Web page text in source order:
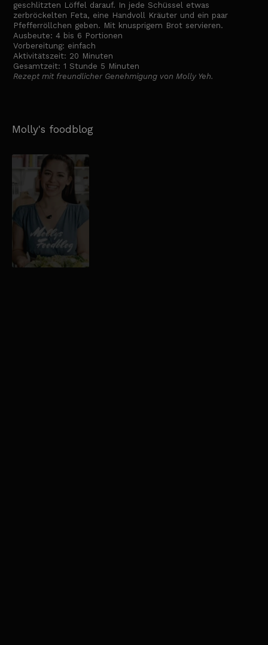
geschlitzten Löffel darauf. In jede Schüssel etwas
zerbröckelten Feta, eine Handvoll Kräuter und ein paar
Pfefferröllchen geben. Mit knusprigem Brot servieren.
Ausbeute: 4 bis 6 Portionen
Vorbereitung: einfach
Aktivitätszeit: 20 Minuten
Gesamtzeit: 1 Stunde 5 Minuten
Rezept mit freundlicher Genehmigung von Molly Yeh.
Molly's foodblog